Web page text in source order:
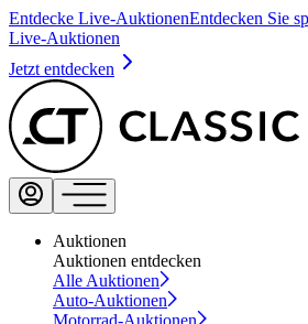
Entdecke Live-AuktionenEntdecken Sie
Live-Auktionen
Jetzt entdecken
Auktionen
Auktionen entdecken
Alle Auktionen
Auto-Auktionen
Motorrad-Auktionen